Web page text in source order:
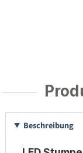
Beschreibung